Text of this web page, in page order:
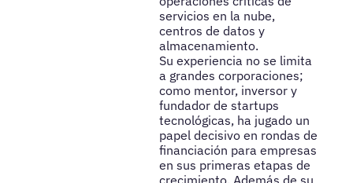
servicios en la nube,
centros de datos y
almacenamiento.
Su experiencia no se limita
a grandes corporaciones;
como mentor, inversor y
fundador de startups
tecnológicas, ha jugado un
papel decisivo en rondas de
financiación para empresas
en sus primeras etapas de